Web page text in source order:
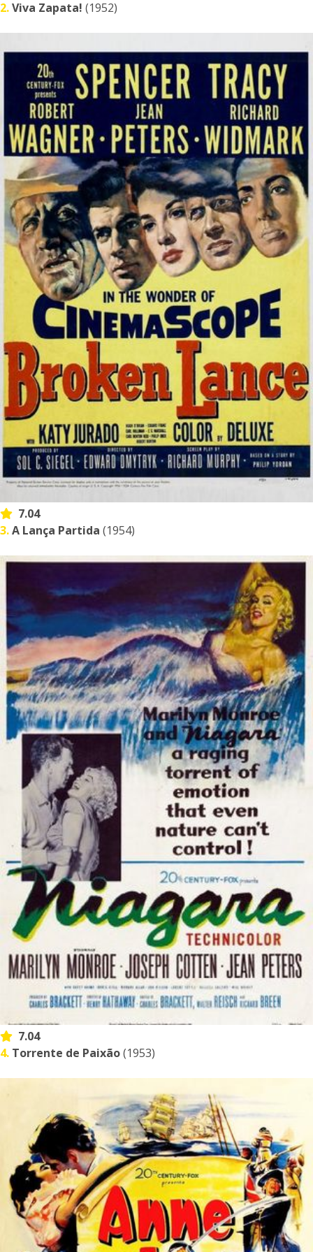
2.Viva Zapata! (1952)
7.04
3.A Lança Partida (1954)
7.04
4. Torrente de Paixão(1953)